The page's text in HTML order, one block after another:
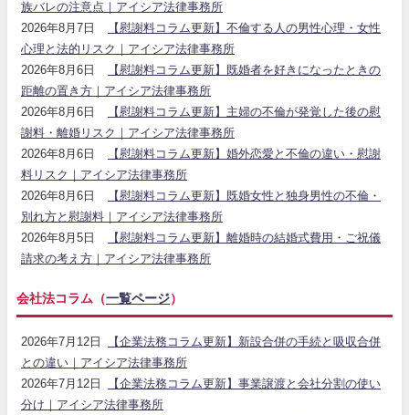
族バレの注意点｜アイシア法律事務所
2026年8月7日
【慰謝料コラム更新】不倫する人の男性心理・女性
心理と法的リスク｜アイシア法律事務所
2026年8月6日
【慰謝料コラム更新】既婚者を好きになったときの
距離の置き方｜アイシア法律事務所
2026年8月6日
【慰謝料コラム更新】主婦の不倫が発覚した後の慰
謝料・離婚リスク｜アイシア法律事務所
2026年8月6日
【慰謝料コラム更新】婚外恋愛と不倫の違い・慰謝
料リスク｜アイシア法律事務所
2026年8月6日
【慰謝料コラム更新】既婚女性と独身男性の不倫・
別れ方と慰謝料｜アイシア法律事務所
2026年8月5日
【慰謝料コラム更新】離婚時の結婚式費用・ご祝儀
請求の考え方｜アイシア法律事務所
会社法コラム（一覧ページ）
2026年7月12日
【企業法務コラム更新】新設合併の手続と吸収合併
との違い｜アイシア法律事務所
2026年7月12日
【企業法務コラム更新】事業譲渡と会社分割の使い
分け｜アイシア法律事務所